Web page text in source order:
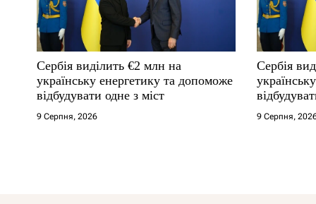
Сербія виділить €2 млн на
українську енергетику та допоможе
відбудувати одне з міст
9 Серпня, 2026
Сербія
9 Серпня,